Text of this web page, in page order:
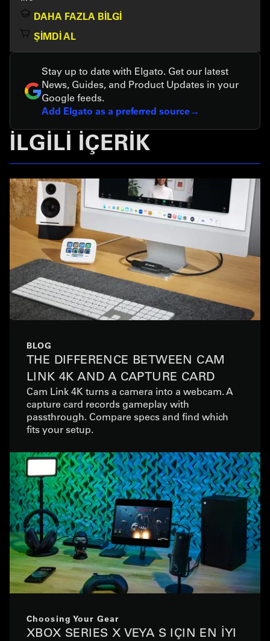
DAHA FAZLA BILGI
ŞIMDI AL
Stay up to date with Elgato. Get our latest
News, Guides, and Product Updates in your
Google feeds.
Add Elgato as a preferred source
İLGİLİ İÇERİK
BLOG
THE DIFFERENCE BETWEEN CAM
LINK 4K AND A CAPTURE CARD
Cam Link 4K turns a camera into a webcam. A
capture card records gameplay with
passthrough. Compare specs and find which
fits your setup.
Choosing Your Gear
XBOX SERIES X VEYA S IÇIN EN İYI